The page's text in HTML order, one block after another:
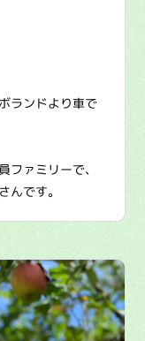
ランドより車で
ファミリーで、
んです。